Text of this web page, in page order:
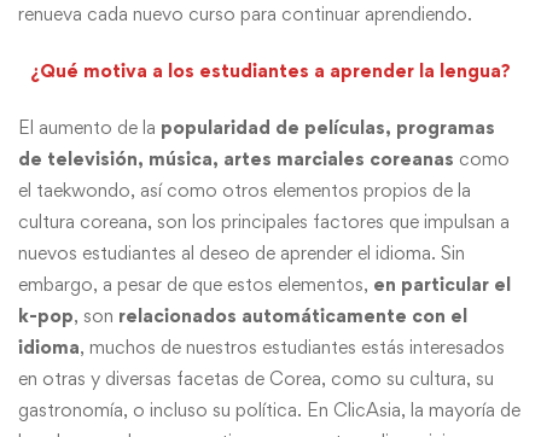
renueva cada nuevo curso para continuar aprendiendo.
¿Qué motiva a los estudiantes a aprender la lengua?
El aumento de la popularidad de películas, programas
de televisión, música, artes marciales coreanas como
el taekwondo, así como otros elementos propios de la
cultura coreana, son los principales factores que impulsan a
nuevos estudiantes al deseo de aprender el idioma. Sin
embargo, a pesar de que estos elementos, en particular el
k-pop, son relacionados automáticamente con el
idioma, muchos de nuestros estudiantes estás interesados
en otras y diversas facetas de Corea, como su cultura, su
gastronomía, o incluso su política. En ClicAsia, la mayoría de